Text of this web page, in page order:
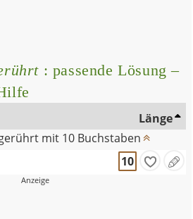
: passende Lösung –
Länge
mit 10 Buchstaben
10